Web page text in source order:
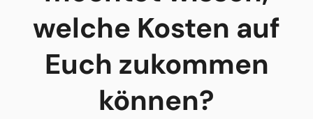
welche Kosten auf
Euch zukommen
können?